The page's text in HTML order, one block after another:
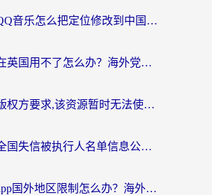
在瑞典用QQ音乐怎么把定位修改到中国国内？留学生亲测有效的回国加速方案
番茄小说在英国用不了怎么办？海外党亲测有效的回国加速解决方案
咪咕音乐版权方要求,该资源暂时无法使用？海外党这样解决听歌听书+看剧炒股难题
在瑞士用全国失信被执行人名单信息公布与查询地区限制怎么办？还能看欧洲杯直播和咪咕视频吗？
抖音商城app国外地区限制怎么办？海外党解锁国内内容的实用指南